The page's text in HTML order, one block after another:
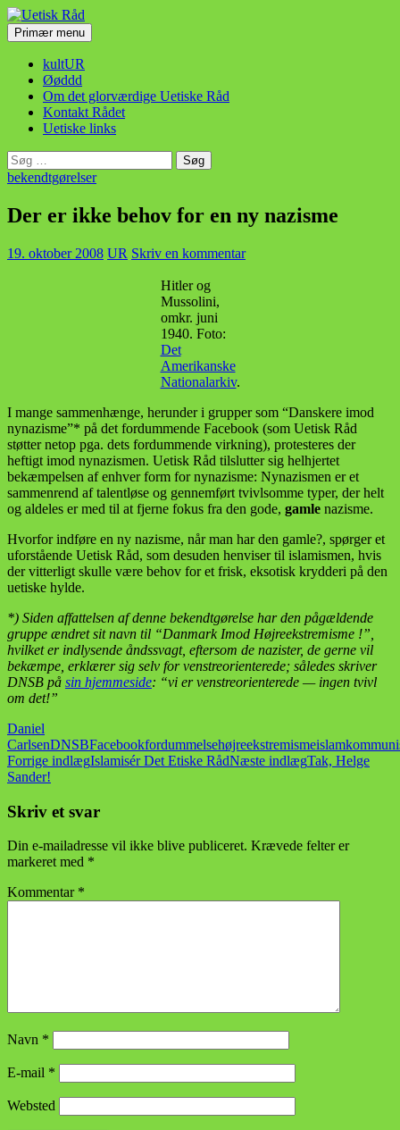
Hop
til
indhold
Uetisk Råd
SøgPrimær menu
kultUR
Øøddd
Om det glorværdige Uetiske Råd
Kontakt Rådet
Uetiske links
Søg
efter:
bekendtgørelser
Der er ikke behov for en ny nazisme
19. oktober 2008 UR Skriv en kommentar
Hitler og
Mussolini,
omkr. juni
1940. Foto:
Det
Amerikanske
Nationalarkiv.
I mange sammenhænge, herunder i grupper som “Danskere imod
nynazisme”* på det fordummende Facebook (som Uetisk Råd
støtter netop pga. dets fordummende virkning), protesteres der
heftigt imod nynazismen. Uetisk Råd tilslutter sig helhjertet
bekæmpelsen af enhver form for nynazisme: Nynazismen er et
sammenrend af talentløse og gennemført tvivlsomme typer, der helt
og aldeles er med til at fjerne fokus fra den gode, gamle nazisme.
Hvorfor indføre en ny nazisme, når man har den gamle?, spørger et
uforstående Uetisk Råd, som desuden henviser til islamismen, hvis
der vitterligt skulle være behov for et frisk, eksotisk krydderi på den
uetiske hylde.
*) Siden affattelsen af denne bekendtgørelse har den pågældende
gruppe ændret sit navn til “Danmark Imod Højreekstremisme !”,
hvilket er indlysende åndssvagt, eftersom de nazister, de gerne vil
bekæmpe, erklærer sig selv for venstreorienterede; således skriver
DNSB på sin hjemmeside: “vi er venstreorienterede — ingen tvivl
om det!”
Daniel
CarlsenDNSBFacebookfordummelsehøjreekstremismeislam
Indlægsnavigation
Forrige indlægIslamisér Det Etiske RådNæste indlægTak, Helge
Sander!
Skriv et svar
Din e-mailadresse vil ikke blive publiceret. Krævede felter er
markeret med *
Kommentar *
Navn *
E-mail *
Websted